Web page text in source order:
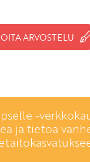
ARVOSTELU
-
ja tietoa